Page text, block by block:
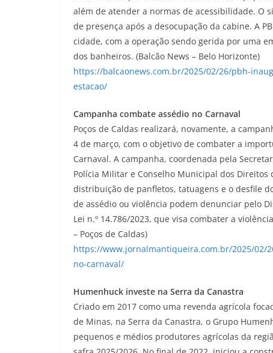
além de atender a normas de acessibilidade. O
de presença após a desocupação da cabine. A
cidade, com a operação sendo gerida por uma
dos banheiros. (Balcão News – Belo Horizonte)
https://balcaonews.com.br/2025/02/26/pbh-
estacao/
Campanha combate assédio no Carnaval
Poços de Caldas realizará, novamente, a
4 de março, com o objetivo de combater a
Carnaval. A campanha, coordenada pela
Polícia Militar e Conselho Municipal dos
distribuição de panfletos, tatuagens e o desfile
de assédio ou violência podem denunciar pelo
Lei n.º 14.786/2023, que visa combater a
– Poços de Caldas)
https://www.jornalmantiqueira.com.br/2025/02/
no-carnaval/
Humenhuck investe na Serra da Canastra
Criado em 2017 como uma revenda agrícola
de Minas, na Serra da Canastra, o Grupo
pequenos e médios produtores agrícolas da